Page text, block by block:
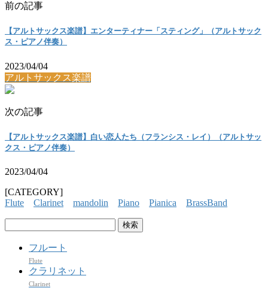
前の記事
【アルトサックス楽譜】エンターティナー「スティング」（アルトサック
ス・ピアノ伴奏）
2023/04/04
アルトサックス楽譜
次の記事
【アルトサックス楽譜】白い恋人たち（フランシス・レイ）（アルトサッ
クス・ピアノ伴奏）
2023/04/04
[CATEGORY]
Flute
Clarinet mandolin Piano Pianica
BrassBand
フルート
Flute
クラリネット
Clarinet